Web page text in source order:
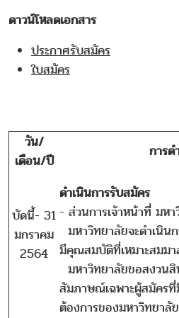
ดาวน์โหลดเอกสาร
ประกาศรับสมัคร
ใบสมัคร
วัน/
เดือน/ปี
การด
บัดนี้- 31
มกราคม
2564
ดำเนินการรับสมัคร
- ส่วนการเจ้าหน้าที่ มห
มหาวิทยาลัยจะดำเนิน
มีคุณสมบัติที่เหมาะสมม
มหาวิทยาลัยขอสงวน
สัมภาษณ์เฉพาะผู้สมัคร
ต้องการของมหาวิทยาลั